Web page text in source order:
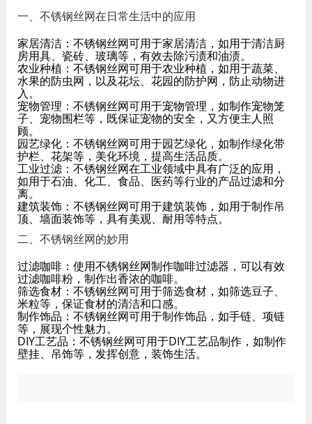
一、不锈钢丝网在日常生活中的应用
家居清洁：不锈钢丝网可用于家居清洁，如用于清洁厨
房用具、瓷砖、玻璃等，有效去除污渍和油渍。
农业种植：不锈钢丝网可用于农业种植，如用于蔬菜、
水果的防虫网，以及花坛、花园的防护网，防止动物进
入。
宠物管理：不锈钢丝网可用于宠物管理，如制作宠物笼
子、宠物围栏等，既保证宠物的安全，又方便主人照
顾。
园艺绿化：不锈钢丝网可用于园艺绿化，如制作绿化带
护栏、花架等，美化环境，提高生活品质。
工业过滤：不锈钢丝网在工业领域中具有广泛的应用，
如用于石油、化工、食品、医药等行业的产品过滤和分
离。
建筑装饰：不锈钢丝网可用于建筑装饰，如用于制作吊
顶、墙面装饰等，具有美观、耐用等特点。
二、不锈钢丝网的妙用
过滤咖啡：使用不锈钢丝网制作咖啡过滤器，可以有效
过滤咖啡粉，制作出香浓的咖啡。
筛选食材：不锈钢丝网可用于筛选食材，如筛选豆子、
米粒等，保证食材的清洁和口感。
制作饰品：不锈钢丝网可用于制作饰品，如手链、项链
等，展现个性魅力。
DIY工艺品：不锈钢丝网可用于DIY工艺品制作，如制作
壁挂、吊饰等，发挥创意，装饰生活。